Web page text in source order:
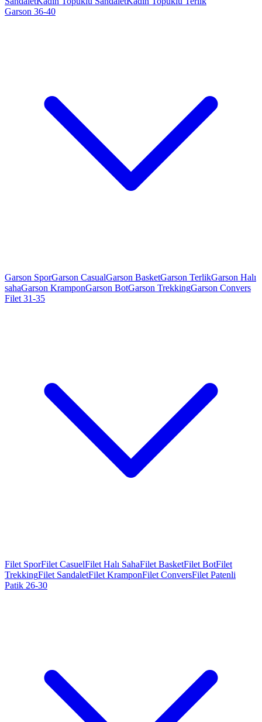
Garson 36-40
Garson SporGarson CasualGarson BasketGarson TerlikGarson Halı
sahaGarson KramponGarson BotGarson TrekkingGarson Convers
Filet 31-35
Filet SporFilet CasuelFilet Halı SahaFilet BasketFilet BotFilet
TrekkingFilet SandaletFilet KramponFilet ConversFilet Patenli
Patik 26-30